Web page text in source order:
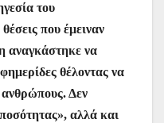
του
που έμειναν
αναγκάστηκε να
θέλοντας να
Δεν
αλλά και